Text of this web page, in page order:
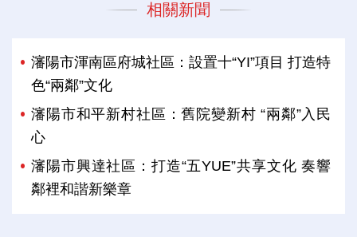
相關新聞
瀋陽市渾南區府城社區：設置十“YI”項目 打造特
色“兩鄰”文化
瀋陽市和平新村社區：舊院變新村 “兩鄰”入民
心
瀋陽市興達社區：打造“五YUE”共享文化 奏響
鄰裡和諧新樂章